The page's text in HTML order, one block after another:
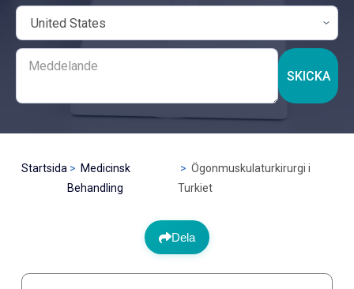
SKICKA
Startsida
Medicinsk
Behandling
Ögonmuskulaturkirurgi i
Turkiet
Dela